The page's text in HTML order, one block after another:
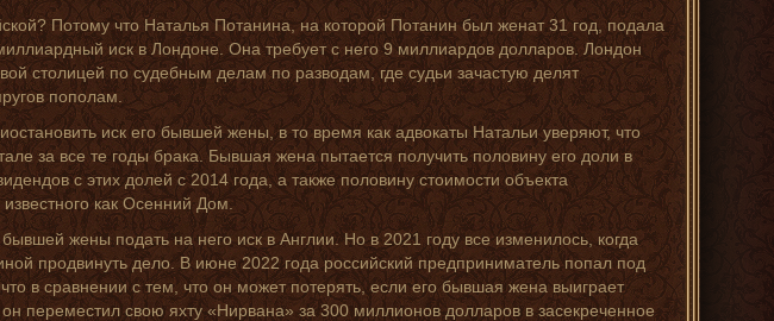
Потому что Наталья Потанина, на которой Потанин был женат 31 год, подала
иск в Лондоне. Она требует с него 9 миллиардов долларов. Лондон
столицей по судебным делам по разводам, где судьи зачастую делят
пополам.
иск его бывшей жены, в то время как адвокаты Натальи уверяют, что
за все те годы брака. Бывшая жена пытается получить половину его доли в
с этих долей с 2014 года, а также половину стоимости объекта
как Осенний Дом.
жены подать на него иск в Англии. Но в 2021 году все изменилось, когда
продвинуть дело. В июне 2022 года российский предприниматель попал под
в сравнении с тем, что он может потерять, если его бывшая жена выиграет
переместил свою яхту «Нирвана» за 300 миллионов долларов в засекреченное